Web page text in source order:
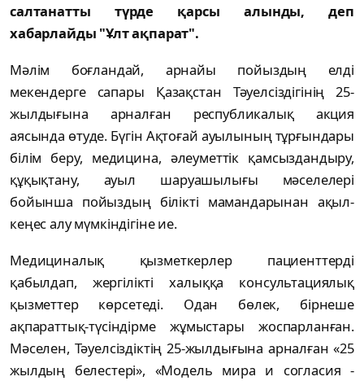
салтанатты түрде қарсы алынды, деп
хабарлайды "Ұлт ақпарат".
Мәлім боғландай, арнайы пойыздың елді
мекендерге сапары Қазақстан Тәуелсіздігінің 25-
жылдығына арналған республикалық акция
аясында өтуде. Бүгін Ақтоғай ауылының тұрғындары
білім беру, медицина, әлеуметтік қамсыздандыру,
құқықтану, ауыл шаруашылығы мәселелері
бойынша пойыздың білікті мамандарынан ақыл-
кеңес алу мүмкіндігіне ие.
Медициналық қызметкерлер пациенттерді
қабылдап, жергілікті халыққа консультациялық
қызметтер көрсетеді. Одан бөлек, бірнеше
ақпараттық-түсіндірме жұмыстары жоспарланған.
Мәселен, Тәуелсіздіктің 25-жылдығына арналған «25
жылдың белестері», «Модель мира и согласия -